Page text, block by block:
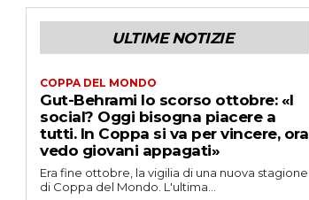
ULTIME NOTIZIE
COPPA DEL MONDO
Gut-Behrami lo scorso ottobre: «I
social? Oggi bisogna piacere a
tutti. In Coppa si va per vincere, ora
vedo giovani appagati»
Era fine ottobre, la vigilia di una nuova stagione
di Coppa del Mondo. L'ultima...